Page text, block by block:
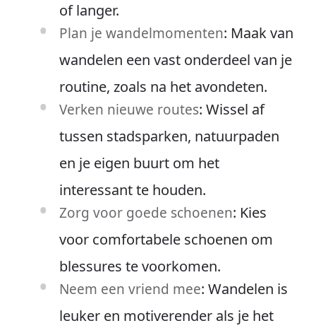
of langer.
Plan je wandelmomenten: Maak van
wandelen een vast onderdeel van je
routine, zoals na het avondeten.
Verken nieuwe routes: Wissel af
tussen stadsparken, natuurpaden
en je eigen buurt om het
interessant te houden.
Zorg voor goede schoenen: Kies
voor comfortabele schoenen om
blessures te voorkomen.
Neem een vriend mee: Wandelen is
leuker en motiverender als je het